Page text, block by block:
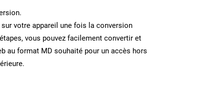
votre appareil une fois la conversion
vous pouvez facilement convertir et
au format MD souhaité pour un accès hors